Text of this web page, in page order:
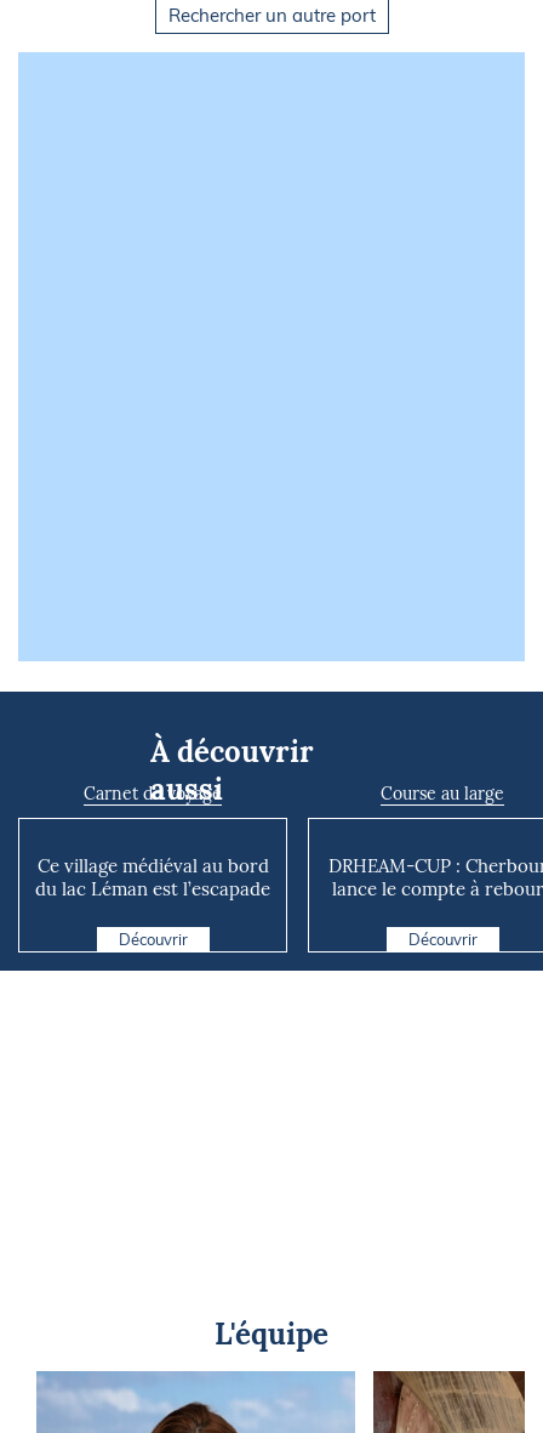
Rechercher un autre port
À découvrir
aussi
Carnet de voyage
Ce village médiéval au bord
du lac Léman est l’escapade
Découvrir
Course au large
DRHEAM-CUP :
lance le compte à
Découvrir
L'équipe